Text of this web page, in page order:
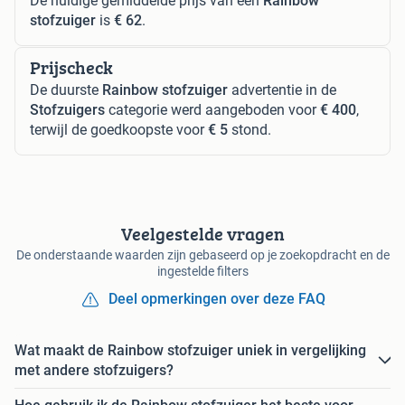
stofzuiger is € 62.
Prijscheck
De duurste Rainbow stofzuiger advertentie in de
Stofzuigers categorie werd aangeboden voor€ 400,
terwijl de goedkoopste voor€ 5 stond.
Veelgestelde vragen
De onderstaande waarden zijn gebaseerd op je zoekopdracht en de
ingestelde filters
Deel opmerkingen over deze FAQ
Wat maakt de Rainbow stofzuiger uniek in vergelijking
met andere stofzuigers?